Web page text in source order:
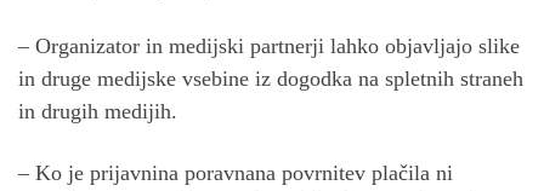
– Organizator in medijski partnerji lahko objavljajo slike
in druge medijske vsebine iz dogodka na spletnih straneh
in drugih medijih.
– Ko je prijavnina poravnana povrnitev plačila ni